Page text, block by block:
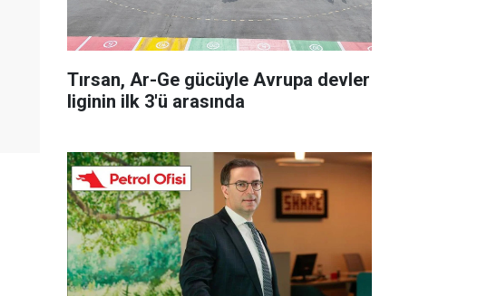
Tırsan, Ar-Ge gücüyle Avrupa devler
liginin ilk 3'ü arasında